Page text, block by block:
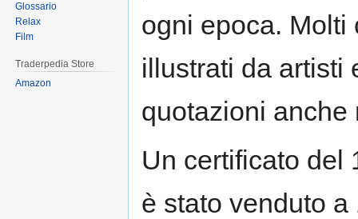
ogni epoca. Molti
illustrati da artisti
quotazioni anche
Un certificato del
è stato venduto
Glossario
Relax
Film
Traderpedia Store
Amazon